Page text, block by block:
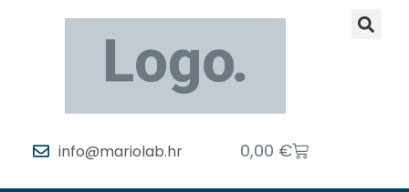
info@mariolab.hr 0,00 €